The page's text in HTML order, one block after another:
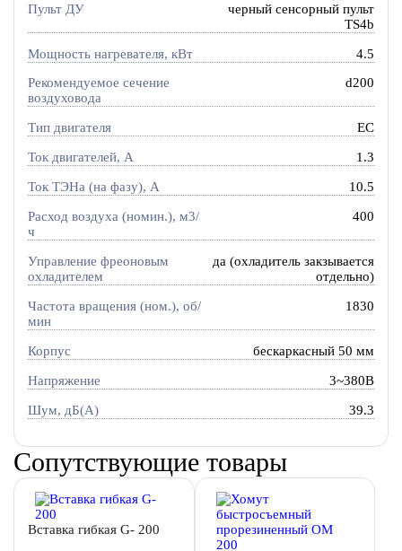
Пульт ДУ
черный сенсорный пульт
TS4b
Мощность нагревателя, кВт 4.5
Рекомендуемое сечение
воздуховода
d200
Тип двигателя EC
Ток двигателей, А 1.3
Ток ТЭНа (на фазу), А 10.5
Расход воздуха (номин.), м3/
ч
400
Управление фреоновым
охладителем
да (охладитель закзывается
отдельно)
Частота вращения (ном.), об/
мин
1830
Корпус бескаркасный 50 мм
Напряжение 3~380В
Шум, дБ(А) 39.3
Сопутствующие товары
Вставка гибкая G- 200